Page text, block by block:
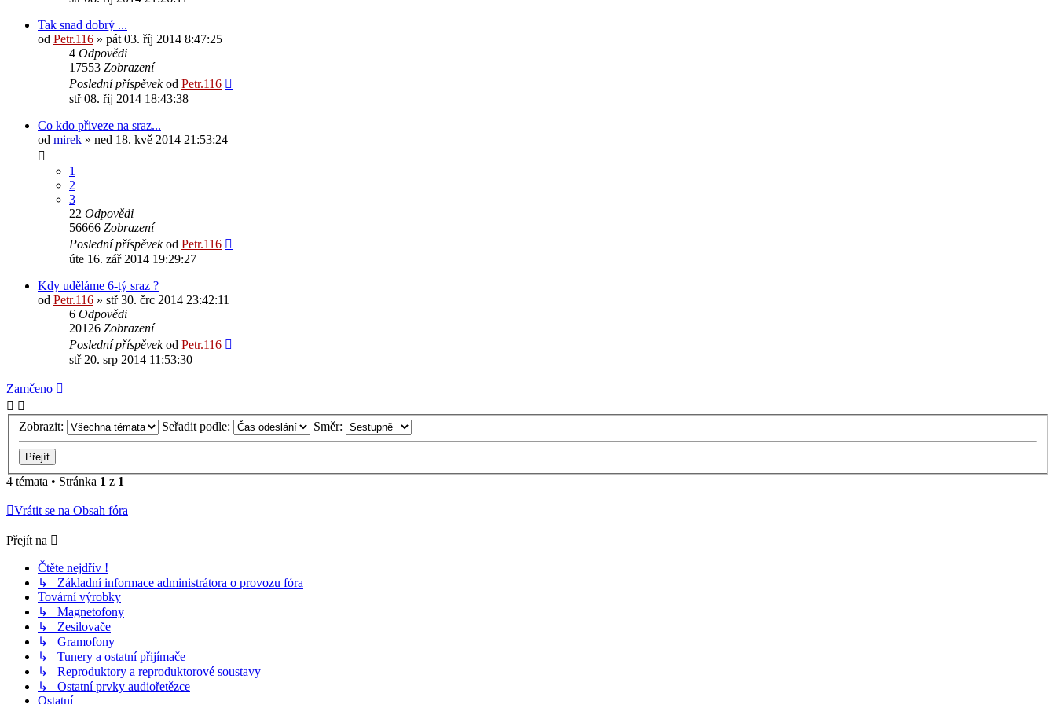
Tak snad dobrý ...
od Petr.116 » pát 03. říj 2014 8:47:25
4 Odpovědi
17553 Zobrazení
Poslední příspěvekod Petr.116
stř 08. říj 2014 18:43:38
Co kdo přiveze na sraz...
od mirek » ned 18. kvě 2014 21:53:24
1
2
3
22 Odpovědi
56666 Zobrazení
Poslední příspěvekod Petr.116
úte 16. zář 2014 19:29:27
Kdy uděláme 6-tý sraz ?
od Petr.116 » stř 30. črc 2014 23:42:11
6 Odpovědi
20126 Zobrazení
Poslední příspěvekod Petr.116
stř 20. srp 2014 11:53:30
Zamčeno
Zobrazit: Seřadit podle: Směr:
4 témata • Stránka 1 z 1
Vrátit se na Obsah fóra
Přejít na
Čtěte nejdřív !
↳ Základní informace administrátora o provozu fóra
Tovární výrobky
↳ Magnetofony
↳ Zesilovače
↳ Gramofony
↳ Tunery a ostatní přijímače
↳ Reproduktory a reproduktorové soustavy
↳ Ostatní prvky audiořetězce
Ostatní